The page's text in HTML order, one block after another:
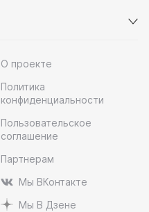
О проекте
Политика
конфиденциальности
Пользовательское
соглашение
Партнерам
Мы ВКонтакте
Мы В Дзене